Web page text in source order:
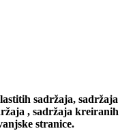
sadržaja, sadržaja
, sadržaja kreiranih
stranice.